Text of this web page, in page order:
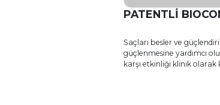
PATENTLİ
Saçları besler ve
güçlenmesine yardımcı
karşı etkinliği klinik olarak